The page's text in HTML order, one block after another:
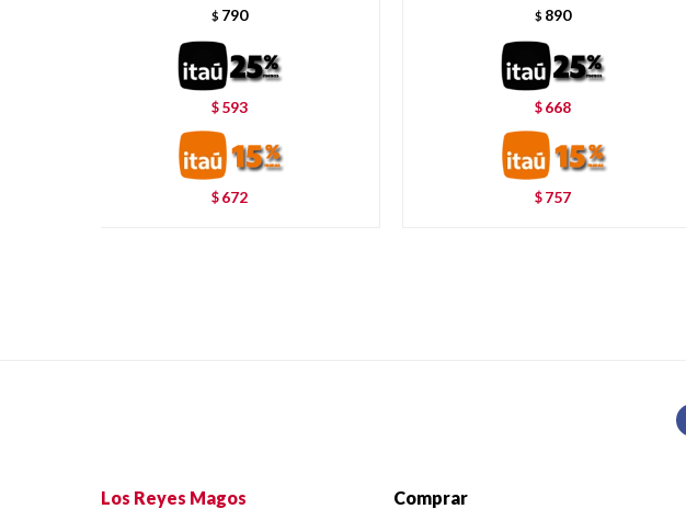
$ 790
$ 593
$ 672
$ 890
$ 668
$ 757
Los Reyes Magos Comprar